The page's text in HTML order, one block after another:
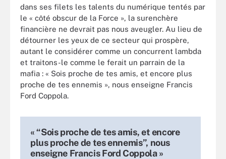
dans ses filets les talents du numérique tentés par
le « côté obscur de la Force », la surenchère
financière ne devrait pas nous aveugler. Au lieu de
détourner les yeux de ce secteur qui prospère,
autant le considérer comme un concurrent lambda
et traitons-le comme le ferait un parrain de la
mafia : « Sois proche de tes amis, et encore plus
proche de tes ennemis », nous enseigne Francis
Ford Coppola.
« “Sois proche de tes amis, et encore
plus proche de tes ennemis”, nous
enseigne Francis Ford Coppola »